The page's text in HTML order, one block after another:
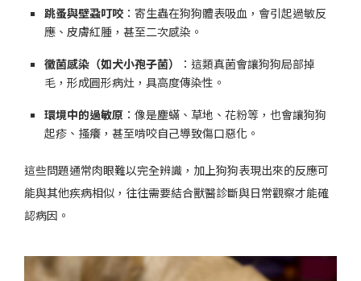
跳蚤與壁蝨叮咬 ：寄生蟲在狗狗體表吸血，會引起過敏反
應、皮膚紅腫，甚至二次感染。
黴菌感染（如犬小孢子菌）
：這類真菌會讓狗狗局部掉
毛，形成圓形病灶，具高度傳染性。
環境中的過敏原 ：像是塵蟎、草地、花粉等，也會讓狗狗
起疹、搔癢，甚至啃咬自己導致傷口惡化。
這些問題通常肉眼難以完全辨識，加上狗狗表現出來的反應可
能與其他疾病相似，往往需要結合獸醫診斷與日常觀察才能確
認病因。